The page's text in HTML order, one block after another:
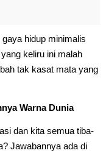
hidup minimalis
keliru ini malah
tak kasat mata yang
Warna Dunia
dan kita semua tiba-
Jawabannya ada di